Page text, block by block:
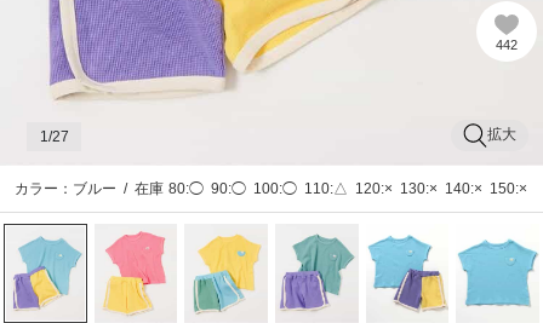
442
拡大
1 /27
カラー：ブルー / 在庫 80:◯ 90:◯ 100:◯ 110:△ 120:× 130:× 140:× 150:×